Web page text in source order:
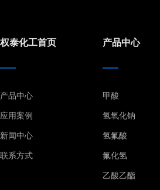
权泰化工首页
产品中心
应用案例
新闻中心
联系方式
产品中心
甲酸
氢氧化钠
氢氟酸
氟化氢
乙酸乙酯